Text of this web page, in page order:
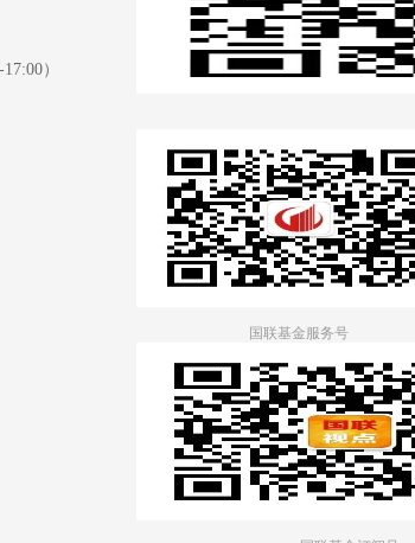
）
国联基金服务号